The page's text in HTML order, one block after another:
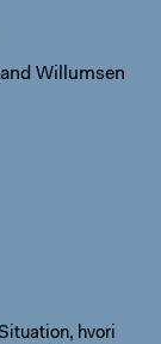
Willumsen
hvori